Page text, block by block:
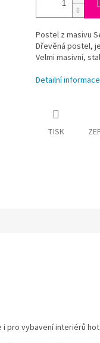
Postel z masivu
Dřevěná postel,
Velmi masivní,
Detailní informace
TISK
pro vybavení interiérů